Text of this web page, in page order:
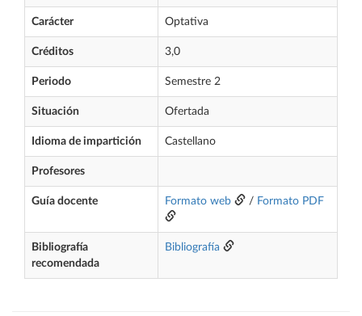
Carácter Optativa
Créditos 3,0
Periodo Semestre 2
Situación Ofertada
Idioma de impartición Castellano
Profesores
Guía docente Formato web / Formato PDF
Bibliografía
recomendada
Bibliografía